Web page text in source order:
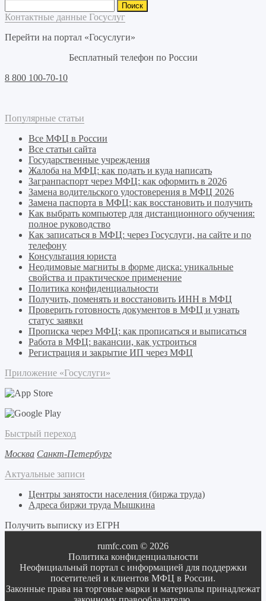
Контактные данные Госуслуг
Перейти на портал «Госуслуги»
Бесплатный телефон по России
8 800 100-70-10
Популярные статьи
Все МФЦ в России
Все статьи сайта
Государственные учреждения
Жалоба на МФЦ: как подать и куда написать
Загранпаспорт через МФЦ: как оформить в 2026
Замена водительского удостоверения в МФЦ 2026
Замена паспорта в МФЦ: как восстановить и получить
Как выбрать компьютер для дистанционного обучения:
полное руководство
Как записаться в МФЦ: через Госуслуги, на сайте и по
телефону
Консультация юриста
Неодимовые магниты в форме диска: уникальные
свойства и практическое применение
Политика конфиденциальности
Получить, поменять и восстановить ИНН в МФЦ
Проверить готовность документов в МФЦ и узнать
статус заявки
Прописка через МФЦ: как прописаться и выписаться
Работа в МФЦ: вакансии, как устроиться
Регистрация и закрытие ИП через МФЦ
Приложение «Госуслуги»
Быстрый переход
Москва Санкт-Петербург
Актуальные записи
Центры занятости населения (биржа труда)
Адреса биржи труда Мышкина
Получить выписку из ЕГРН
rumfc.com © 2026
Политика конфиденциальности
Неофициальный портал с информацией для поддержки
посетителей и клиентов МФЦ в России.
Законные права на торговые марки и материалы принадлежат